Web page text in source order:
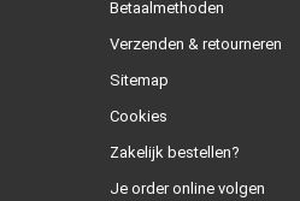
Betaalmethoden
Verzenden & retourneren
Sitemap
Cookies
Zakelijk bestellen?
Je order online volgen